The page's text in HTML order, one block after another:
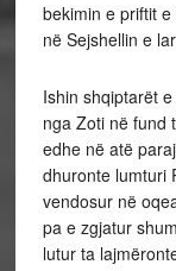
bekimin e priftit
në Sejshellin e
Ishin shqiptarët
nga Zoti në fund
edhe në atë
dhuronte lumturi
vendosur në
pa e zgjatur
lutur ta